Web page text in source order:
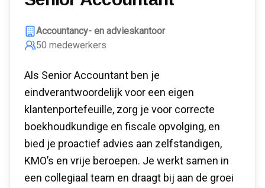
Accountancy- en advieskantoor
50 medewerkers
Als Senior Accountant ben je
eindverantwoordelijk voor een eigen
klantenportefeuille, zorg je voor correcte
boekhoudkundige en fiscale opvolging, en
bied je proactief advies aan zelfstandigen,
KMO’s en vrije beroepen. Je werkt samen in
een collegiaal team en draagt bij aan de groei